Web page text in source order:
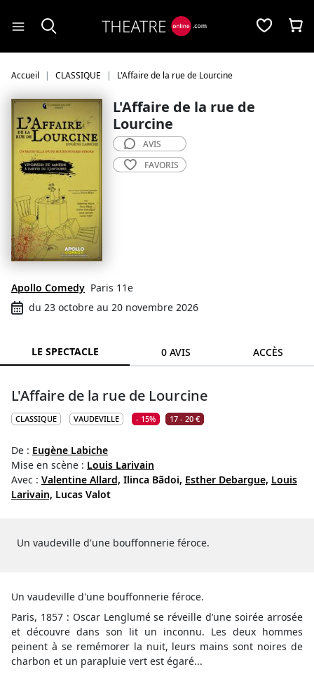
Accueil CLASSIQUE L'Affaire de la rue de Lourcine
L'Affaire de la rue de
Lourcine
Apollo Comedy Paris 11e
du 23 octobre au 20 novembre 2026
AVIS
FAVORIS
LE SPECTACLE 0 AVIS ACCÈS
L'Affaire de la rue de Lourcine
CLASSIQUE VAUDEVILLE - 15% 17 - 20 €
De : Eugène Labiche
Mise en scène : Louis Larivain
Avec : Valentine Allard, Ilinca Bãdoi, Esther Debargue, Louis
Larivain, Lucas Valot
Un vaudeville d'une bouffonnerie féroce.
Un vaudeville d'une bouffonnerie féroce.
Paris, 1857 : Oscar Lenglumé se réveille d’une soirée arrosée
et découvre dans son lit un inconnu. Les deux hommes
peinent à se remémorer la nuit, leurs mains sont noires de
charbon et un parapluie vert est égaré...